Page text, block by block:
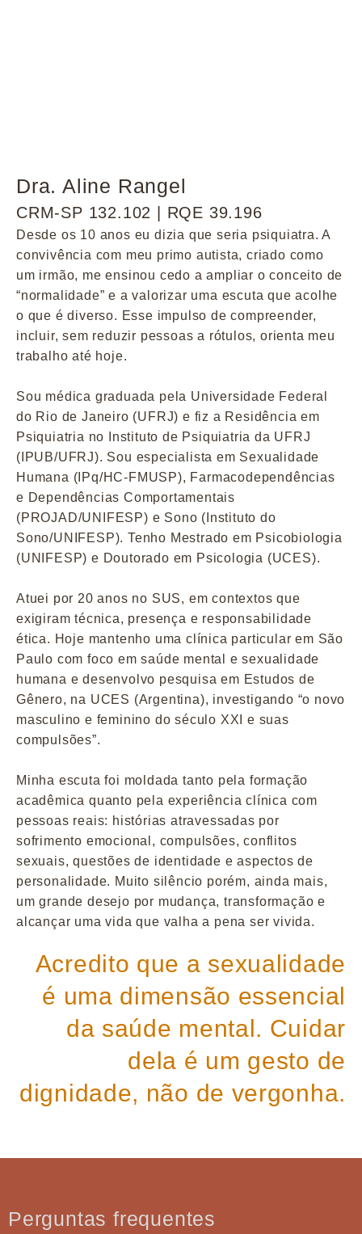
Dra. Aline Rangel
CRM-SP 132.102 | RQE 39.196
Desde os 10 anos eu dizia que seria psiquiatra. A
convivência com meu primo autista, criado como
um irmão, me ensinou cedo a ampliar o conceito de
“normalidade” e a valorizar uma escuta que acolhe
o que é diverso. Esse impulso de compreender,
incluir, sem reduzir pessoas a rótulos, orienta meu
trabalho até hoje.
Sou médica graduada pela Universidade Federal
do Rio de Janeiro (UFRJ) e fiz a Residência em
Psiquiatria no Instituto de Psiquiatria da UFRJ
(IPUB/UFRJ). Sou especialista em Sexualidade
Humana (IPq/HC-FMUSP), Farmacodependências
e Dependências Comportamentais
(PROJAD/UNIFESP) e Sono (Instituto do
Sono/UNIFESP). Tenho Mestrado em Psicobiologia
(UNIFESP) e Doutorado em Psicologia (UCES).
Atuei por 20 anos no SUS, em contextos que
exigiram técnica, presença e responsabilidade
ética. Hoje mantenho uma clínica particular em São
Paulo com foco em saúde mental e sexualidade
humana e desenvolvo pesquisa em Estudos de
Gênero, na UCES (Argentina), investigando “o novo
masculino e feminino do século XXI e suas
compulsões”.
Minha escuta foi moldada tanto pela formação
acadêmica quanto pela experiência clínica com
pessoas reais: histórias atravessadas por
sofrimento emocional, compulsões, conflitos
sexuais, questões de identidade e aspectos de
personalidade. Muito silêncio porém, ainda mais,
um grande desejo por mudança, transformação e
alcançar uma vida que valha a pena ser vivida.
Acredito que a sexualidade
é uma dimensão essencial
da saúde mental. Cuidar
dela é um gesto de
dignidade, não de vergonha.
Perguntas frequentes